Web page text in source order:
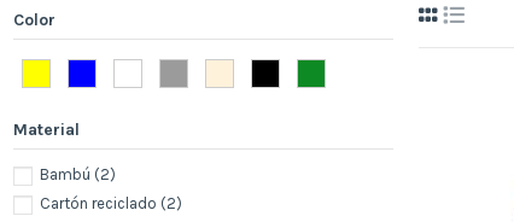
Color
Material
Bambú (2)
Cartón reciclado (2)